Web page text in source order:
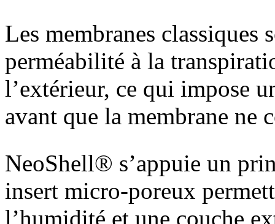
Les membranes classiques
perméabilité à la
l’extérieur, ce qui impose
avant que la membrane ne
NeoShell® s’appuie un
insert micro-poreux
l’humidité et une couche